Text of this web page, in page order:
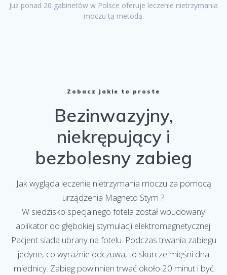
Już ponad 20 gabinetów w Polsce oferuje leczenie nietrzymania
moczu tą metodą.
Zobacz jakie to proste
Bezinwazyjny,
niekrępujący i
bezbolesny zabieg
Jak wygląda leczenie nietrzymania moczu za pomocą
urządzenia Magneto Stym ?
W siedzisko specjalnego fotela został wbudowany
aplikator do głębokiej stymulacji elektromagnetycznej.
Pacjent siada ubrany na fotelu. Podczas trwania zabiegu
jedyne, co wyraźnie odczuwa, to skurcze mięśni dna
miednicy. Zabieg powinnien trwać około 20 minut i być